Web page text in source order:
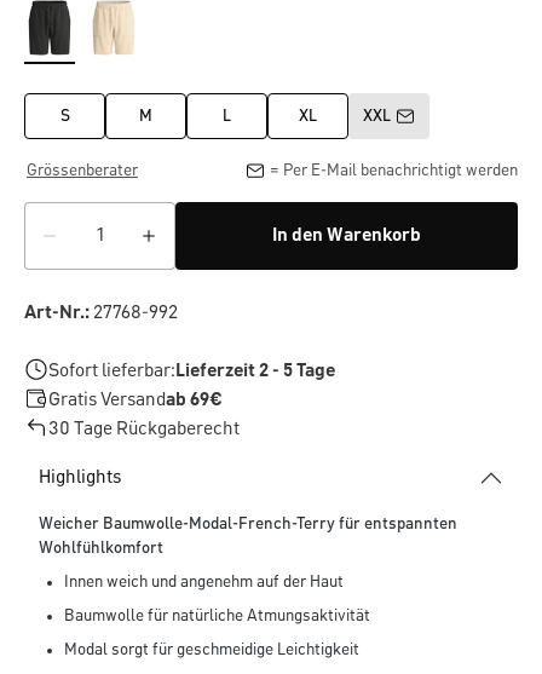
S M L XL XXL
Grössenberater = Per E-Mail benachrichtigt werden
In den Warenkorb
Art-Nr.:27768-992
Sofort lieferbar:Lieferzeit 2 - 5 Tage
Gratis Versandab 69€
30 Tage Rückgaberecht
Highlights
Weicher Baumwolle-Modal-French-Terry für entspannten
Wohlfühlkomfort
Innen weich und angenehm auf der Haut
Baumwolle für natürliche Atmungsaktivität
Modal sorgt für geschmeidige Leichtigkeit